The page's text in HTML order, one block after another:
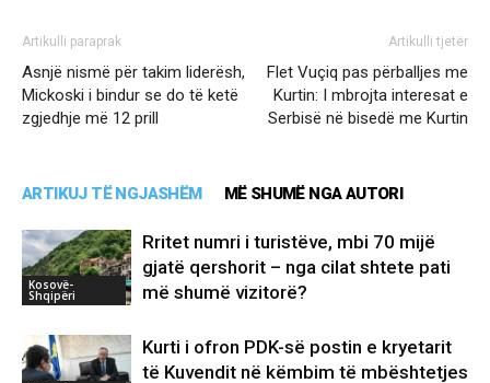
Artikulli paraprak
Asnjë nismë për takim liderësh,
Mickoski i bindur se do të ketë
zgjedhje më 12 prill
Artikulli tjetër
Flet Vuçiq pas përballjes me
Kurtin: I mbrojta interesat e
Serbisë në bisedë me Kurtin
ARTIKUJ TË NGJASHËM MË SHUMË NGA AUTORI
Kosovë-
Shqipëri
Rritet numri i turistëve, mbi 70 mijë
gjatë qershorit – nga cilat shtete pati
më shumë vizitorë?
Kurti i ofron PDK-së postin e kryetarit
të Kuvendit në këmbim të mbështetjes